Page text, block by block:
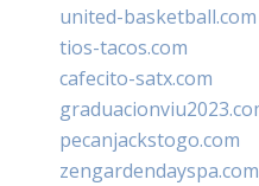
united-basketball.com
tios-tacos.com
cafecito-satx.com
pecanjackstogo.com
zengardendayspa.com